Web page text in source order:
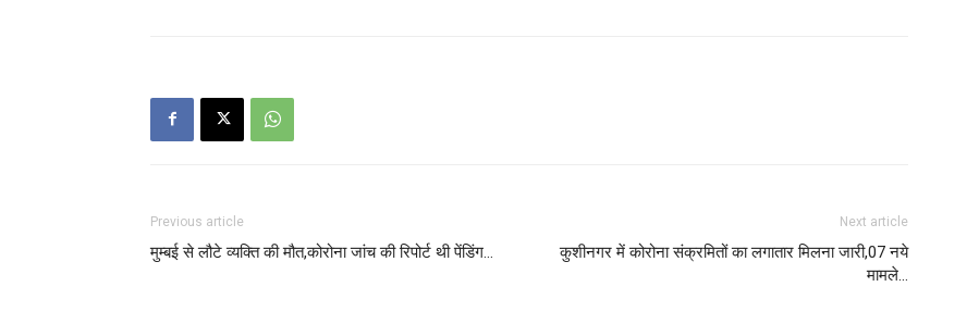
Previous article
मुम्बई से लौटे व्यक्ति की मौत,कोरोना जांच की रिपोर्ट थी पेंडिंग…
Next article
कुशीनगर में कोरोना संक्रमितों का लगातार मिलना जारी,07 नये
मामले…